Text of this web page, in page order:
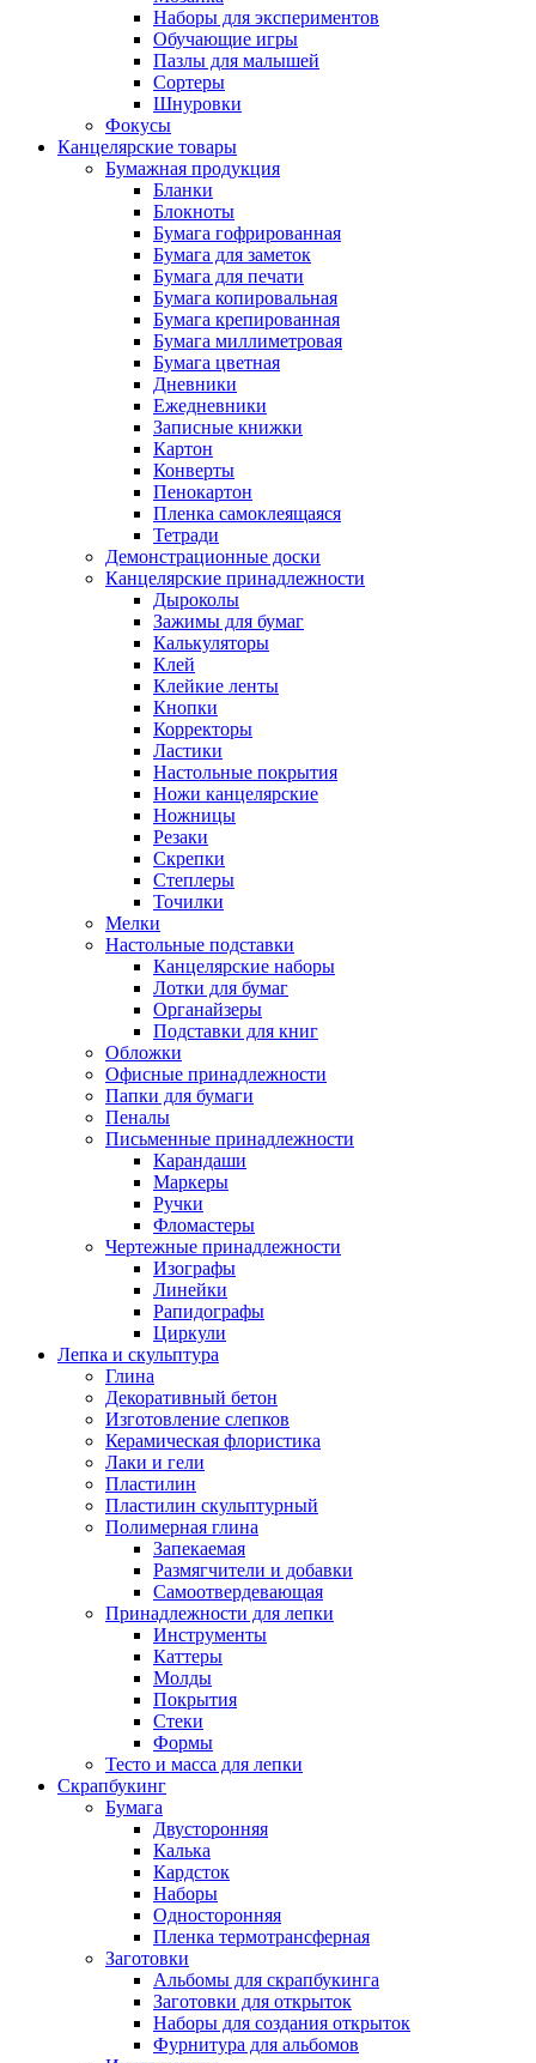
Наборы для экспериментов
Обучающие игры
Пазлы для малышей
Сортеры
Шнуровки
Фокусы
Канцелярские товары
Бумажная продукция
Бланки
Блокноты
Бумага гофрированная
Бумага для заметок
Бумага для печати
Бумага копировальная
Бумага крепированная
Бумага миллиметровая
Бумага цветная
Дневники
Ежедневники
Записные книжки
Картон
Конверты
Пенокартон
Пленка самоклеящаяся
Тетради
Демонстрационные доски
Канцелярские принадлежности
Дыроколы
Зажимы для бумаг
Калькуляторы
Клей
Клейкие ленты
Кнопки
Корректоры
Ластики
Настольные покрытия
Ножи канцелярские
Ножницы
Резаки
Скрепки
Степлеры
Точилки
Мелки
Настольные подставки
Канцелярские наборы
Лотки для бумаг
Органайзеры
Подставки для книг
Обложки
Офисные принадлежности
Папки для бумаги
Пеналы
Письменные принадлежности
Карандаши
Маркеры
Ручки
Фломастеры
Чертежные принадлежности
Изографы
Линейки
Рапидографы
Циркули
Лепка и скульптура
Глина
Декоративный бетон
Изготовление слепков
Керамическая флористика
Лаки и гели
Пластилин
Пластилин скульптурный
Полимерная глина
Запекаемая
Размягчители и добавки
Самоотвердевающая
Принадлежности для лепки
Инструменты
Каттеры
Молды
Покрытия
Стеки
Формы
Тесто и масса для лепки
Скрапбукинг
Бумага
Двусторонняя
Калька
Кардсток
Наборы
Односторонняя
Пленка термотрансферная
Заготовки
Альбомы для скрапбукинга
Заготовки для открыток
Наборы для создания открыток
Фурнитура для альбомов